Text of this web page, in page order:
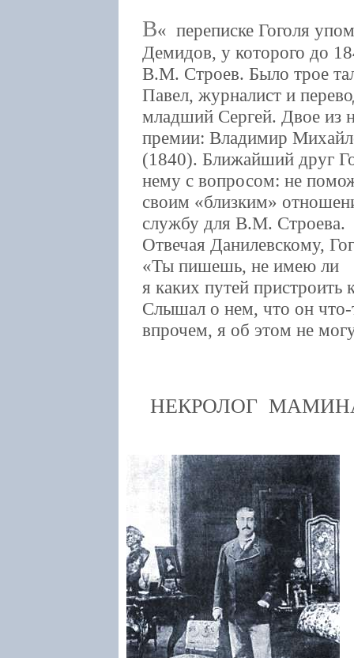
В
переписке Гоголя
Демидов, у которого до
В.М. Строев. Было трое
Павел, журналист и
младший Сергей. Двое из
премии: Владимир
(1840). Ближайший друг
нему с вопросом: не
своим «близким»
службу для В.М. Строева.
Отвечая Данилевскому,
«Ты пишешь, не имею ли
я каких путей
Слышал о нем, что он
впрочем, я об этом не
НЕКРОЛОГ